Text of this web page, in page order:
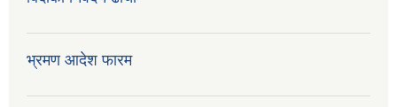
भ्रमण आदेश फारम